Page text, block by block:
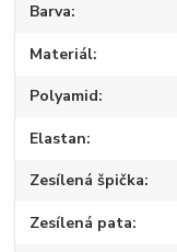
Barva
Materiál
Polyamid
Elastan
Zesílená špička
Zesílená pata